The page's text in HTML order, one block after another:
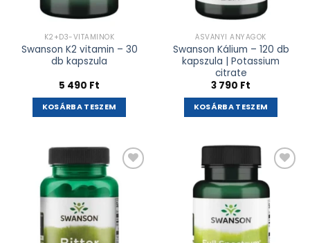
K2+D3-VITAMINOK
Swanson K2 vitamin – 30
db kapszula
5 490 Ft
KOSÁRBA TESZEM
ÁSVÁNYI ANYAGOK
Swanson Kálium – 120 db
kapszula | Potassium
citrate
3 790 Ft
KOSÁRBA TESZEM
Kívánságlistához
adás
Kívánságlistához
adás